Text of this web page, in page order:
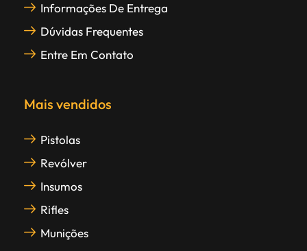
Informações De Entrega
Dúvidas Frequentes
Entre Em Contato
Mais vendidos
Pistolas
Revólver
Insumos
Rifles
Munições